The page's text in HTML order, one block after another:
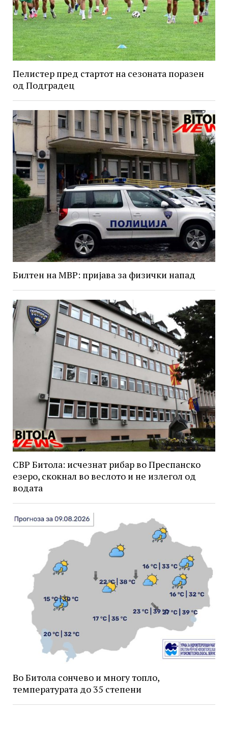
Пелистер пред стартот на сезоната поразен
од Подградец
Билтен на МВР: пријава за физички напад
СВР Битола: исчезнат рибар во Преспанско
езеро, скокнал во веслото и не излегол од
водата
Во Битола сончево и многу топло,
температурата до 35 степени